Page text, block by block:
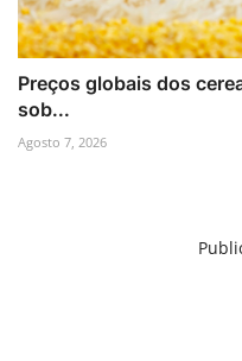
Preços globais dos
sob...
Agosto 7, 2026